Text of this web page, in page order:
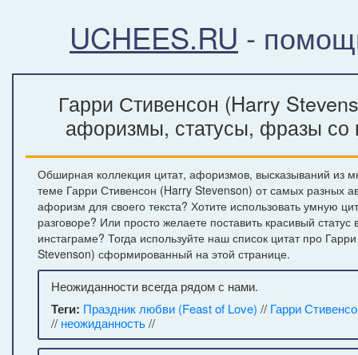
UCHEES.RU -
Гарри Стивенсон (Harry
афоризмы, статусы, фразы со
Обширная коллекция цитат, афоризмов, высказываний из
теме Гарри Стивенсон (Harry Stevenson) от самых разных
афоризм для своего текста? Хотите использовать умную
разговоре? Или просто желаете поставить красивый статус
инстаграме? Тогда используйте наш список цитат про
Stevenson) сформированный на этой странице.
Неожиданности всегда рядом с нами.
Теги: Праздник любви (Feast of Love) // Гарри
// неожиданность//